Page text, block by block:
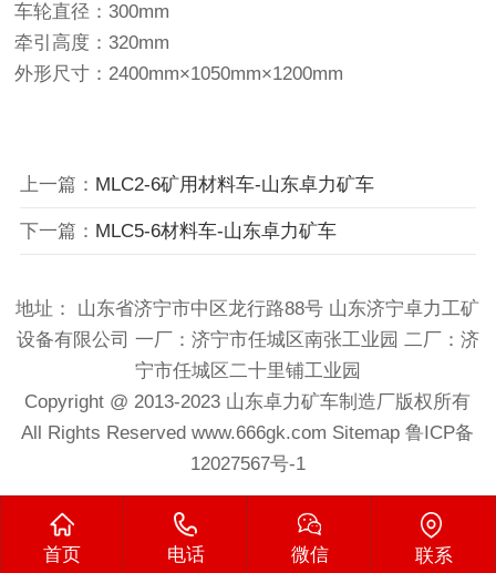
车轮直径：300mm
牵引高度：320mm
外形尺寸：2400mm×1050mm×1200mm
上一篇： MLC2-6矿用材料车-山东卓力矿车
下一篇： MLC5-6材料车-山东卓力矿车
地址： 山东省济宁市中区龙行路88号 山东济宁卓力工矿
设备有限公司 一厂：济宁市任城区南张工业园 二厂：济
宁市任城区二十里铺工业园
Copyright @ 2013-2023 山东卓力矿车制造厂版权所有
All Rights Reservedwww.666gk.com Sitemap 鲁ICP备
12027567号-1
首页 电话 微信 联系